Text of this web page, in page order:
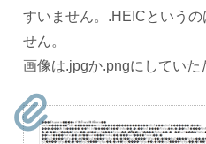
すいません。.HEICというの
せん。
画像は.jpgか.pngにしていた